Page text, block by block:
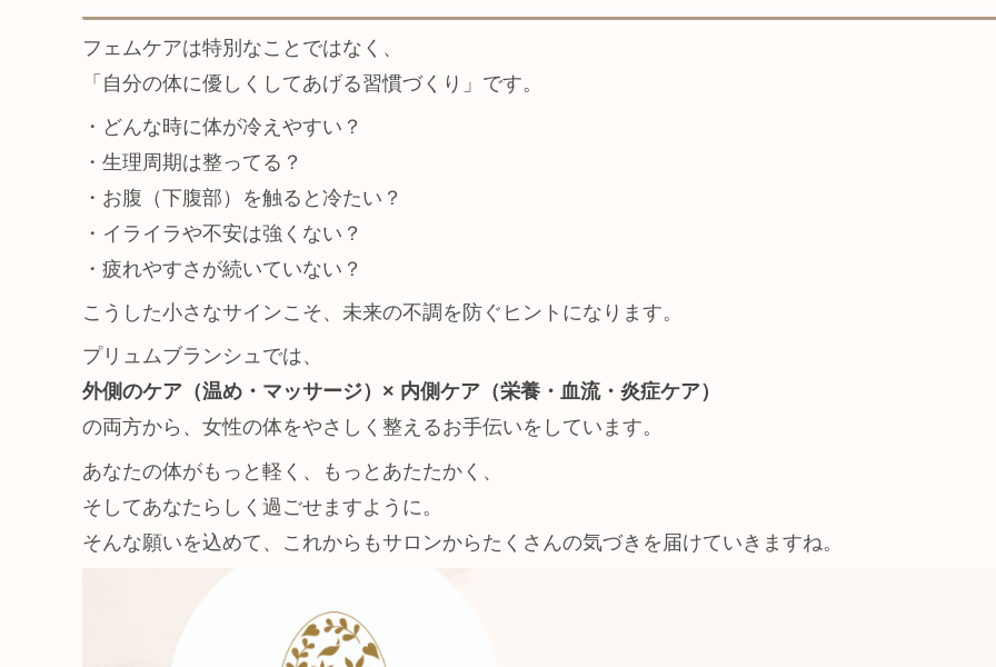
フェムケアは特別なことではなく、
「自分の体に優しくしてあげる習慣づくり」です。
・どんな時に体が冷えやすい？
・生理周期は整ってる？
・お腹（下腹部）を触ると冷たい？
・イライラや不安は強くない？
・疲れやすさが続いていない？
こうした小さなサインこそ、未来の不調を防ぐヒントになります。
プリュムブランシュでは、
外側のケア（温め・マッサージ）× 内側ケア（栄養・血流・炎症ケア）
の両方から、女性の体をやさしく整えるお手伝いをしています。
あなたの体がもっと軽く、もっとあたたかく、
そしてあなたらしく過ごせますように。
そんな願いを込めて、これからもサロンからたくさんの気づきを届けていきますね。